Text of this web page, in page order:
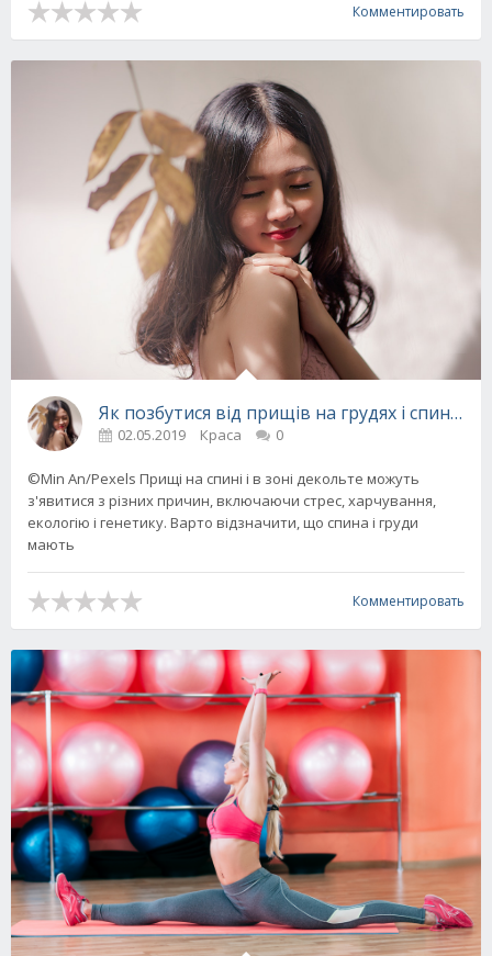
Комментировать
Як позбутися від прищів на грудях і спині
02.05.2019 Краса 0
©Min An/Pexels Прищі на спині і в зоні декольте можуть
з'явитися з різних причин, включаючи стрес, харчування,
екологію і генетику. Варто відзначити, що спина і груди
мають
Комментировать